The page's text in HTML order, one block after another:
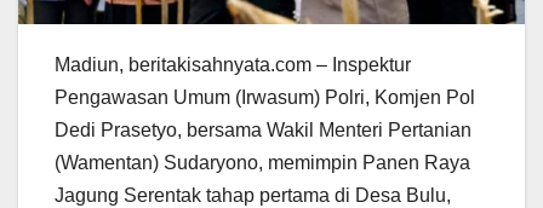
Madiun, beritakisahnyata.com – Inspektur
Pengawasan Umum (Irwasum) Polri, Komjen Pol
Dedi Prasetyo, bersama Wakil Menteri Pertanian
(Wamentan) Sudaryono, memimpin Panen Raya
Jagung Serentak tahap pertama di Desa Bulu,